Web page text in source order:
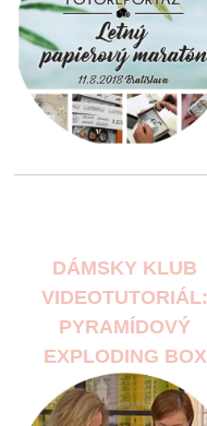
DÁMSKY KLUB
VIDEOTUTORIÁL:
PYRAMÍDOVÝ
EXPLODING BOX